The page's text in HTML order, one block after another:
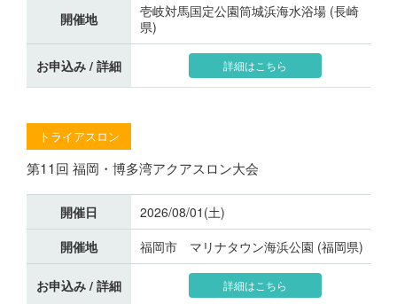
開催地
壱岐対馬国定公園筒城浜海水浴場 (長崎
県)
お申込み / 詳細 詳細はこちら
トライアスロン
第11回 福岡・博多湾アクアスロン大会
開催日
2026/08/01(土)
開催地
福岡市 マリナタウン海浜公園 (福岡県)
お申込み / 詳細 詳細はこちら